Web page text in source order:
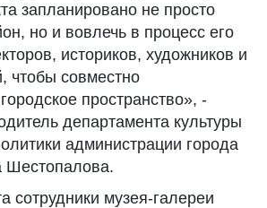
запланировано не просто
но и вовлечь в процесс его
историков, художников и
чтобы совместно
пространство», -
департамента культуры
администрации города
Шестопалова.
сотрудники музея-галереи